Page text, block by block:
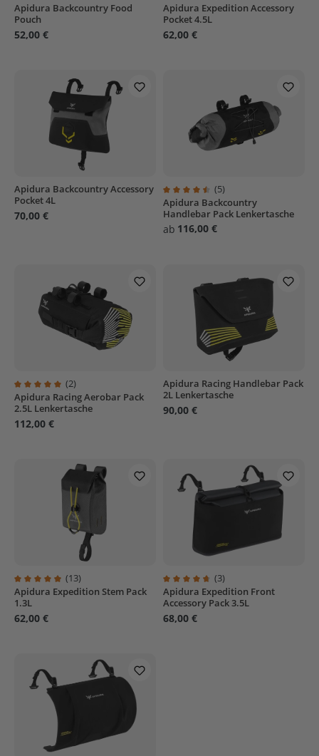
Durchschnittliche Bewertung von 4.8 von 5 Sternen
Apidura Backcountry Food
Pouch
52,00 €
Durchschnittliche Bewertung
Apidura Expedition Accessory
Pocket 4.5L
62,00 €
Apidura Backcountry Accessory
Pocket 4L
70,00 €
Durchschnittliche Bewertung
(5)
Apidura Backcountry
Handlebar Pack Lenkertasche
ab 116,00 €
Durchschnittliche Bewertung von 5 von 5 Sternen
(2)
Apidura Racing Aerobar Pack
2.5L Lenkertasche
112,00 €
Apidura Racing Handlebar Pack
2L Lenkertasche
90,00 €
Durchschnittliche Bewertung von 4.9 von 5 Sternen
(13)
Apidura Expedition Stem Pack
1.3L
62,00 €
Durchschnittliche Bewertung
(3)
Apidura Expedition Front
Accessory Pack 3.5L
68,00 €